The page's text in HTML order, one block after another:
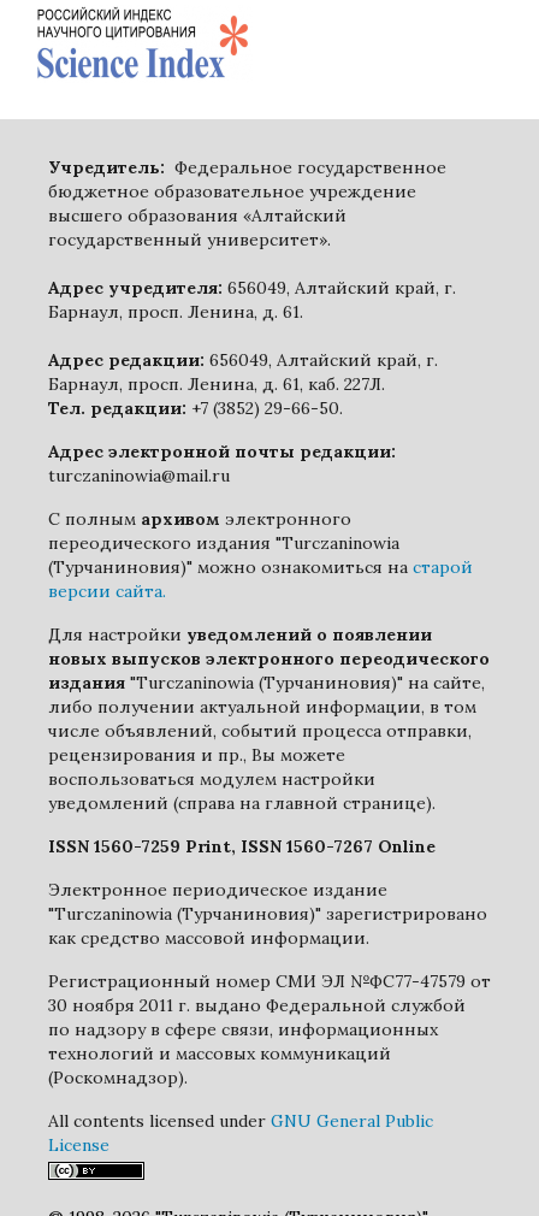
Учредитель: Федеральное государственное
бюджетное образовательное учреждение
высшего образования «Алтайский
государственный университет».
Адрес учредителя: 656049, Алтайский край, г.
Барнаул, просп. Ленина, д. 61.
Адрес редакции: 656049, Алтайский край, г.
Барнаул, просп. Ленина, д. 61, каб. 227Л.
Тел. редакции: +7 (3852) 29-66-50.
Адрес электронной почты редакции:
turczaninowia@mail.ru
С полным архивом электронного
переодического издания "Turczaninowia
(Турчаниновия)" можно ознакомиться на старой
версии сайта.
Для настройки уведомлений о появлении
новых выпусков электронного переодического
издания "Turczaninowia (Турчаниновия)" на сайте,
либо получении актуальной информации, в том
числе объявлений, событий процесса отправки,
рецензирования и пр., Вы можете
воспользоваться модулем настройки
уведомлений (справа на главной странице).
ISSN 1560-7259 Print, ISSN 1560-7267 Online
Электронное периодическое издание
"Turczaninowia (Турчаниновия)" зарегистрировано
как средство массовой информации.
Регистрационный номер СМИ ЭЛ №ФС77-47579 от
30 ноября 2011 г. выдано Федеральной службой
по надзору в сфере связи, информационных
технологий и массовых коммуникаций
(Роскомнадзор).
All contents licensed under GNU General Public
License